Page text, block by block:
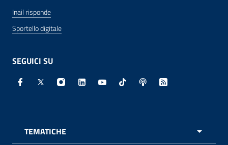
Inail risponde
Sportello digitale
SEGUICI SU
Facebook - Sito esterno - Apertura in nuova finestra
X - Sito esterno - Apertura in nuova finestra
Instagram - Sito esterno - Apertura in
Linkedin - Sito esterno - Apertura in
Youtube - Sito esterno -
TikTok - Sito esterno -
Spreaker - Sito
Feed RSS -
TEMATICHE